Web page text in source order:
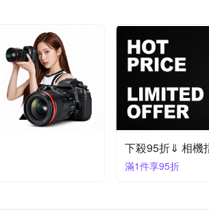
下殺95折⇓ 相機
滿1件享95折